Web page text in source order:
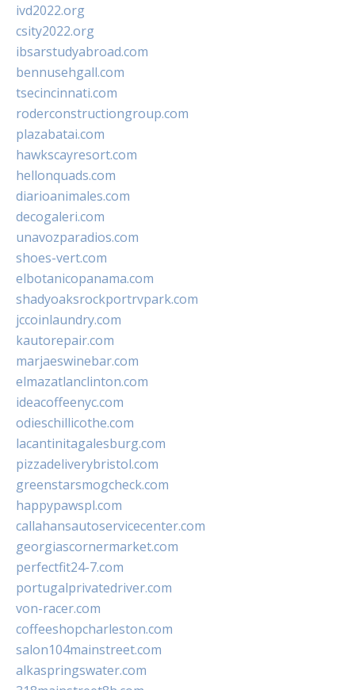
ivd2022.org
csity2022.org
ibsarstudyabroad.com
bennusehgall.com
tsecincinnati.com
roderconstructiongroup.com
plazabatai.com
hawkscayresort.com
hellonquads.com
diarioanimales.com
decogaleri.com
unavozparadios.com
shoes-vert.com
elbotanicopanama.com
shadyoaksrockportrvpark.com
jccoinlaundry.com
kautorepair.com
marjaeswinebar.com
elmazatlanclinton.com
ideacoffeenyc.com
odieschillicothe.com
lacantinitagalesburg.com
pizzadeliverybristol.com
greenstarsmogcheck.com
happypawspl.com
callahansautoservicecenter.com
georgiascornermarket.com
perfectfit24-7.com
portugalprivatedriver.com
von-racer.com
coffeeshopcharleston.com
salon104mainstreet.com
alkaspringswater.com